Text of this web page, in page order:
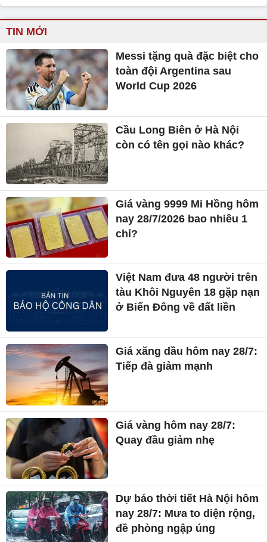
TIN MỚI
Messi tặng quà đặc biệt cho
toàn đội Argentina sau
World Cup 2026
Cầu Long Biên ở Hà Nội
còn có tên gọi nào khác?
Giá vàng 9999 Mi Hồng hôm
nay 28/7/2026 bao nhiêu 1
chỉ?
Việt Nam đưa 48 người trên
tàu Khôi Nguyên 18 gặp nạn
ở Biển Đông về đất liền
Giá xăng dầu hôm nay 28/7:
Tiếp đà giảm mạnh
Giá vàng hôm nay 28/7:
Quay đầu giảm nhẹ
Dự báo thời tiết Hà Nội hôm
nay 28/7: Mưa to diện rộng,
đề phòng ngập úng